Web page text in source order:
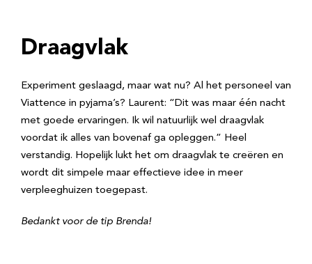
Draagvlak
Experiment geslaagd, maar wat nu? Al het personeel van
Viattence in pyjama’s? Laurent: “Dit was maar één nacht
met goede ervaringen. Ik wil natuurlijk wel draagvlak
voordat ik alles van bovenaf ga opleggen.” Heel
verstandig. Hopelijk lukt het om draagvlak te creëren en
wordt dit simpele maar effectieve idee in meer
verpleeghuizen toegepast.
Bedankt voor de tip Brenda!